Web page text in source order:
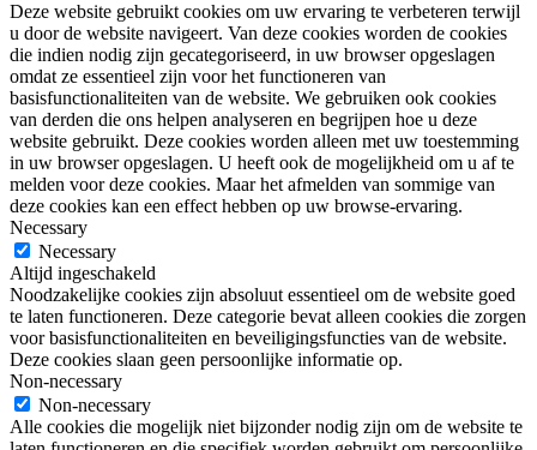
Deze website gebruikt cookies om uw ervaring te verbeteren terwijl
u door de website navigeert. Van deze cookies worden de cookies
die indien nodig zijn gecategoriseerd, in uw browser opgeslagen
omdat ze essentieel zijn voor het functioneren van
basisfunctionaliteiten van de website. We gebruiken ook cookies
van derden die ons helpen analyseren en begrijpen hoe u deze
website gebruikt. Deze cookies worden alleen met uw toestemming
in uw browser opgeslagen. U heeft ook de mogelijkheid om u af te
melden voor deze cookies. Maar het afmelden van sommige van
deze cookies kan een effect hebben op uw browse-ervaring.
Necessary
Necessary
Altijd ingeschakeld
Noodzakelijke cookies zijn absoluut essentieel om de website goed
te laten functioneren. Deze categorie bevat alleen cookies die zorgen
voor basisfunctionaliteiten en beveiligingsfuncties van de website.
Deze cookies slaan geen persoonlijke informatie op.
Non-necessary
Non-necessary
Alle cookies die mogelijk niet bijzonder nodig zijn om de website te